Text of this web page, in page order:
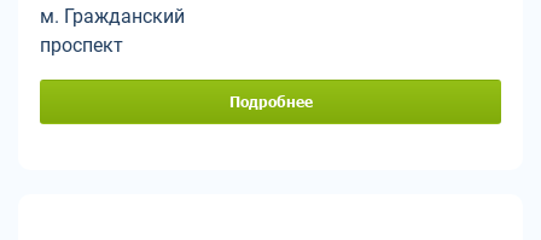
м. Гражданский
проспект
Подробнее